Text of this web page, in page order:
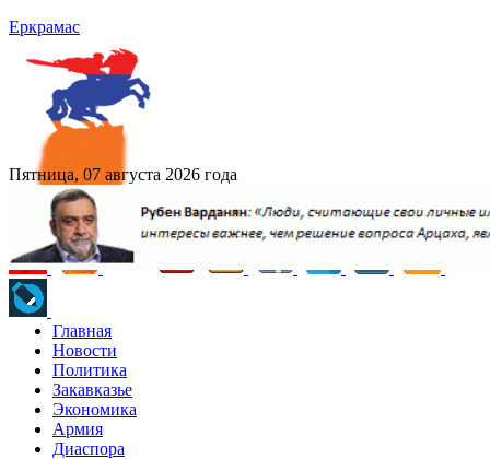
Еркрамас
Пятница, 07 августа 2026 года
Главная
Новости
Политика
Закавказье
Экономика
Армия
Диаспора